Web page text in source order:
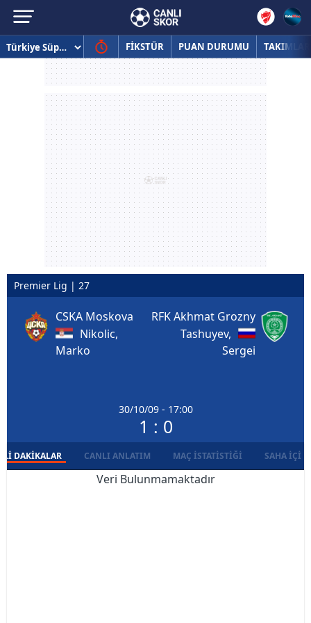
FİKSTÜR PUAN DURUMU TAKIMLAR
Premier Lig | 27
CSKA Moskova
Nikolic,
Marko
30/10/09 - 17:00
1 : 0
RFK Akhmat Grozny
Tashuyev,
Sergei
DAKIKALAR CANLI ANLATIM MAÇ İSTATISTIĞI SAHA İÇI
Veri Bulunmamaktadır